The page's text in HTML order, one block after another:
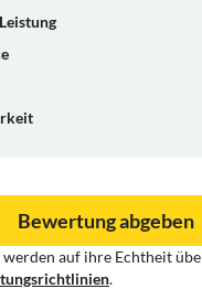
auf ihre Echtheit
.
Bewertung abgeben